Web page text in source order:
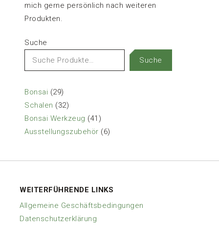
mich gerne persönlich nach weiteren
Produkten.
Suche
Suche
Bonsai 2929
Produkte
Schalen 3232
Produkte
Bonsai Werkzeug 41 41
Produkte
Ausstellungszubehör 66
WEITERFÜHRENDE LINKS
Allgemeine Geschäftsbedingungen
Datenschutzerklärung